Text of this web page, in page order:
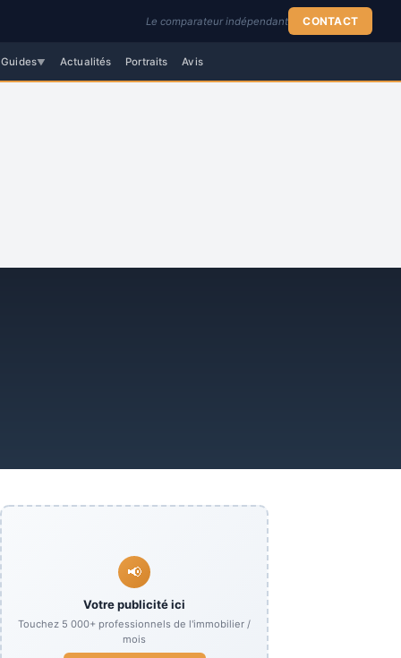
Le comparateur indépendant CONTACT
Guides▼ Actualités Portraits Avis
📢
Votre publicité ici
Touchez 5 000+ professionnels de l'immobilier /
mois